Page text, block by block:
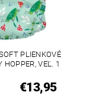
PLIENKOVÉ
HOPPER, VEĽ. 1
€13,95